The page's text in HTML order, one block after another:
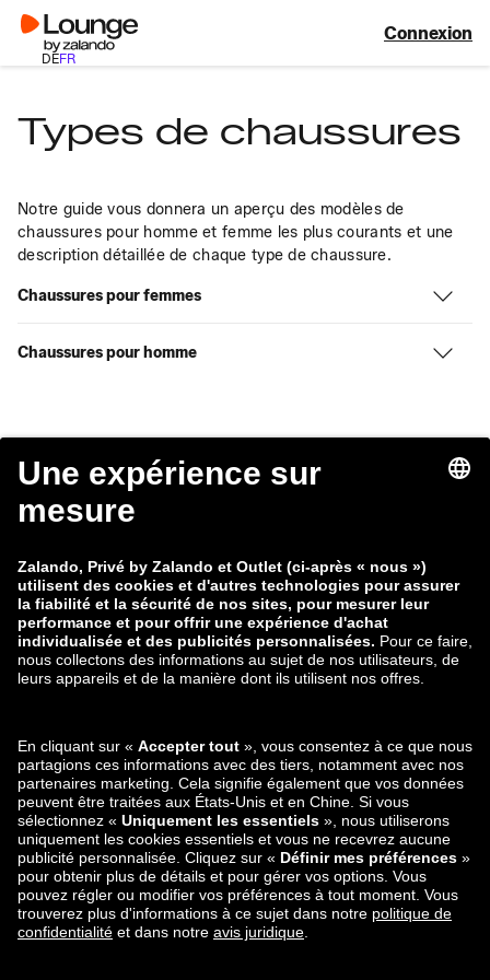
DEFR
Connexion
Types de chaussures
Notre guide vous donnera un aperçu des modèles de
chaussures pour homme et femme les plus courants et une
description détaillée de chaque type de chaussure.
Chaussures pour femmes
Chaussures pour homme
Lounge by Zalando
Protection des données
Traitement des données
Rétractation
CGV
Carrière
Mode de paiement
Expédition et partenaire de
livraison
Retrouvez-nous aussi sur Applications mobiles